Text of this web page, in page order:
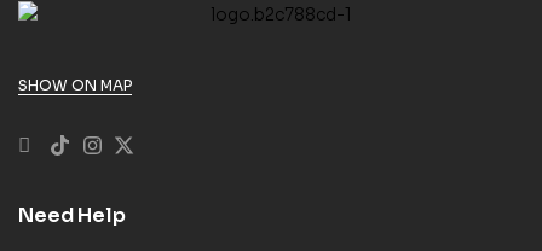
SHOW ON MAP
Need Help